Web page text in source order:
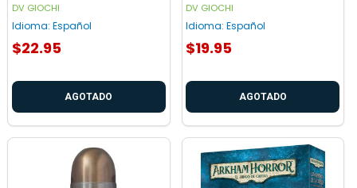
DV GIOCHI
Idioma: Español
$22.95
AGOTADO
DV GIOCHI
Idioma: Español
$19.95
AGOTADO